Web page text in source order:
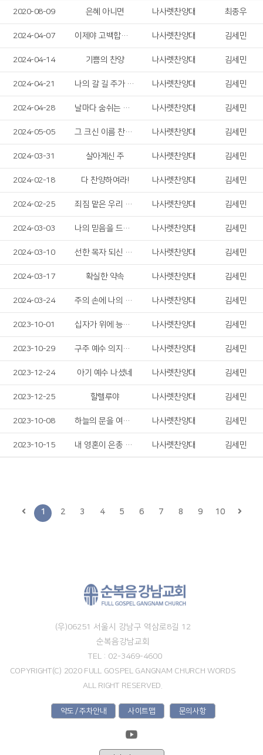
2020-08-09 은혜 아니면 나사렛찬양대 최종우
2024-04-07 이제야 고백합니다 나사렛찬양대 김세민
2024-04-14 기쁨의 찬양 나사렛찬양대 김세민
2024-04-21 나의 갈 길 주가 인도하시네 나사렛찬양대 김세민
2024-04-28 날마다 숨쉬는 순간마다 나사렛찬양대 김세민
2024-05-05 그 크신 이름 찬양해 나사렛찬양대 김세민
2024-03-31 살아계신 주 나사렛찬양대 김세민
2024-02-18 다 찬양하여라! 나사렛찬양대 김세민
2024-02-25 죄짐 맡은 우리 구주 나사렛찬양대 김세민
2024-03-03 나의 믿음을 드러냅니다 나사렛찬양대 김세민
2024-03-10 선한 목자 되신 우리 주 나사렛찬양대 김세민
2024-03-17 확실한 약속 나사렛찬양대 김세민
2024-03-24 주의 손에 나의 손을 포개고 나사렛찬양대 김세민
2023-10-01 십자가 위에 능력 있네 나사렛찬양대 김세민
2023-10-29 구주 예수 의지함이 나사렛찬양대 김세민
2023-12-24 아기 예수 나셨네 나사렛찬양대 김세민
2023-12-25 할렐루야 나사렛찬양대 김세민
2023-10-08 하늘의 문을 여소서 나사렛찬양대 김세민
2023-10-15 내 영혼이 은총 입어 나사렛찬양대 김세민
1 2 3 4 5 6 7 8 9 10
(우)06251 서울시 강남구 역삼로8길 12
순복음강남교회
TEL : 02-3469-4600
COPYRIGHT(C) 2020 FULL GOSPEL GANGNAM CHURCH WORDS
ALL RIGHT RESERVED.
약도 / 주차안내 사이트맵 문의사항